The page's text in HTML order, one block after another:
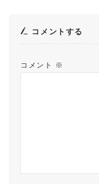
コメントする
コメント ※